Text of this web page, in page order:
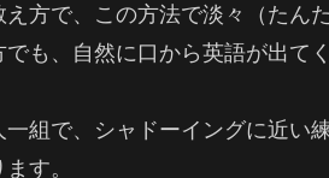
方で、この方法で淡々（たん
も、自然に口から英語が出て
組で、シャドーイングに近い
す。